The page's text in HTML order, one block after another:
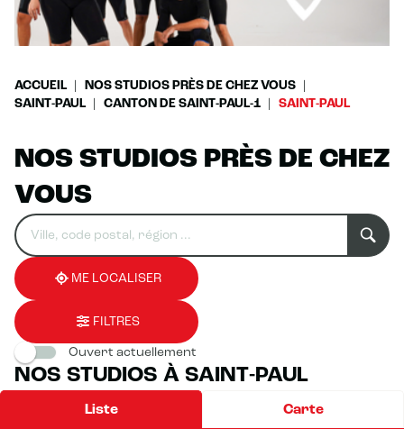
ACCUEIL
NOS STUDIOS PRÈS DE CHEZ VOUS
SAINT-PAUL
CANTON DE SAINT-PAUL-1 SAINT-PAUL
NOS STUDIOS PRÈS DE CHEZ
VOUS
Rechercher
un
établissement
Veuillez
renseigner
une
adresse
0
résultat(s)
trouvé(s)
ME LOCALISER
FILTRES
Ouvert actuellement
NOS STUDIOS À SAINT-PAUL
Liste Carte